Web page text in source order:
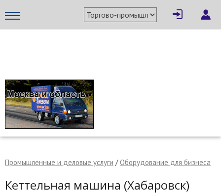
Промышленные и деловые услуги /Оборудование для бизнеса
Кеттельная машина (Хабаровск)
× Написать поставщику